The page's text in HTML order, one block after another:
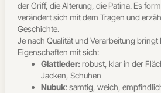
der Griff, die Alterung, die Patina. Es
verändert sich mit dem Tragen und
Geschichte.
Je nach Qualität und Verarbeitung
Eigenschaften mit sich:
Glattleder:robust, klar in der
Jacken, Schuhen
Nubuk: samtig, weich,